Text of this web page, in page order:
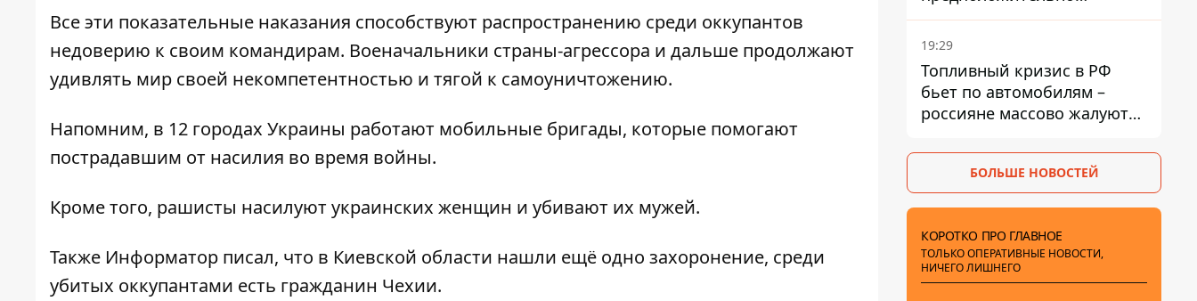
Все эти показательные наказания способствуют распространению среди оккупантов
недоверию к своим командирам. Военачальники страны-агрессора и дальше продолжают
удивлять мир своей некомпетентностью и тягой к самоуничтожению.
Напомним, в 12 городах Украины работают мобильные бригады, которые помогают
пострадавшим от насилия во время войны.
Кроме того, рашисты насилуют украинских женщин и убивают их мужей.
Также Информатор писал, что в Киевской области нашли ещё одно захоронение, среди
убитых оккупантами есть гражданин Чехии.
украинский - Минобороны
страны
19:29
Топливный кризис в РФ
бьет по автомобилям –
россияне массово жалуются
некачественного бензина
БОЛЬШЕ НОВОСТЕЙ
КОРОТКО ПРО ГЛАВНОЕ
ТОЛЬКО ОПЕРАТИВНЫЕ НОВОСТИ,
НИЧЕГО ЛИШНЕГО